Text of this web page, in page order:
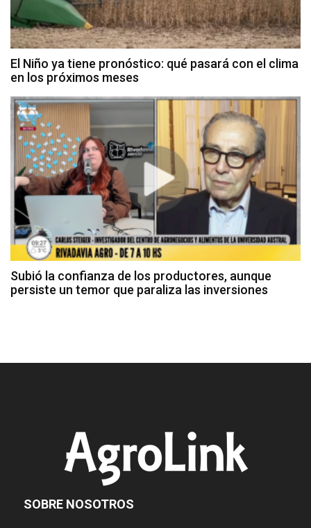
El Niño ya tiene pronóstico: qué pasará con el clima
en los próximos meses
Subió la confianza de los productores, aunque
persiste un temor que paraliza las inversiones
SOBRE NOSOTROS